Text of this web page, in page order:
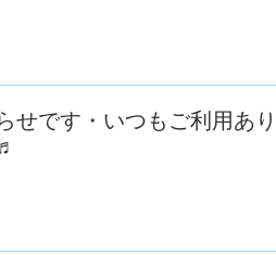
せです・いつもご利用あり